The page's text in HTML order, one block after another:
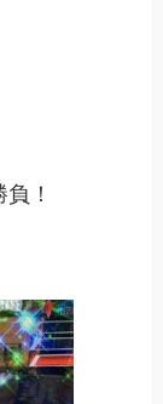
！